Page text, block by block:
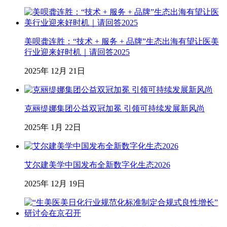
美呗龚连胜：“技术 + 服务 + 品牌”生态出海有望让医美
行业迎来好时机｜请回答2025
2025年 12月 21日
克丽缇娜集团公益双冠加冕 引领可持续发展新风尚
2025年 1月 22日
艾尔建美学中国发布全新数字化生态2026
2025年 12月 19日